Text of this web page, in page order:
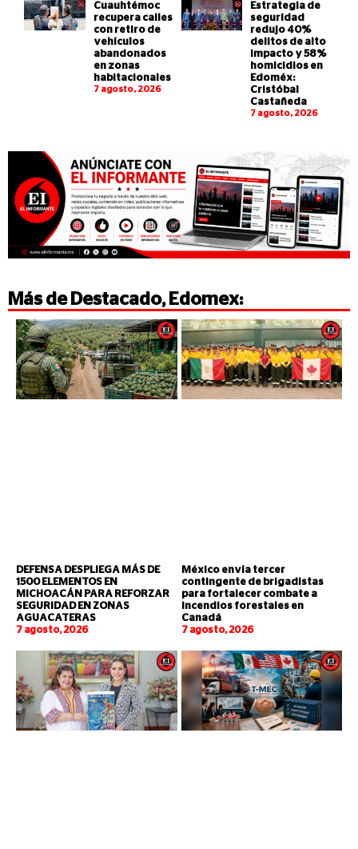
Cuauhtémoc
recupera calles
con retiro de
vehículos
abandonados
en zonas
habitacionales
7 agosto, 2026
Estrategia de
seguridad
redujo 40%
delitos de alto
impacto y 58%
homicidios en
Edoméx:
Cristóbal
Castañeda
7 agosto, 2026
Más de Destacado, Edomex:
DEFENSA DESPLIEGA MÁS DE
1500 ELEMENTOS EN
MICHOACÁN PARA REFORZAR
SEGURIDAD EN ZONAS
AGUACATERAS
7 agosto, 2026
México envía tercer
contingente de brigadistas
para fortalecer combate a
incendios forestales en
Canadá
7 agosto, 2026